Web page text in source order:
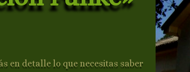
en detalle lo que necesitas saber